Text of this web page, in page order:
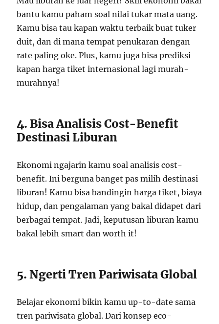
bantu kamu paham soal nilai tukar mata uang.
Kamu bisa tau kapan waktu terbaik buat tuker
duit, dan di mana tempat penukaran dengan
rate paling oke. Plus, kamu juga bisa prediksi
kapan harga tiket internasional lagi murah-
murahnya!
4. Bisa Analisis Cost-Benefit
Destinasi Liburan
Ekonomi ngajarin kamu soal analisis cost-
benefit. Ini berguna banget pas milih destinasi
liburan! Kamu bisa bandingin harga tiket, biaya
hidup, dan pengalaman yang bakal didapet dari
berbagai tempat. Jadi, keputusan liburan kamu
bakal lebih smart dan worth it!
5. Ngerti Tren Pariwisata Global
Belajar ekonomi bikin kamu up-to-date sama
tren pariwisata global. Dari konsep eco-